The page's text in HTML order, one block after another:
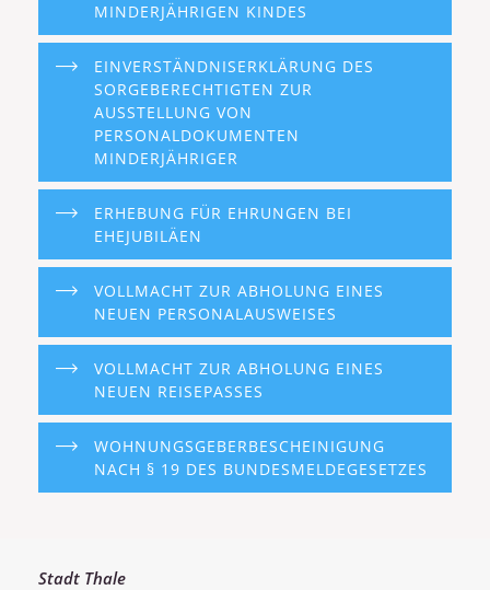
MINDERJÄHRIGEN KINDES
EINVERSTÄNDNISERKLÄRUNG DES
SORGEBERECHTIGTEN ZUR
AUSSTELLUNG VON
PERSONALDOKUMENTEN
MINDERJÄHRIGER
ERHEBUNG FÜR EHRUNGEN BEI
EHEJUBILÄEN
VOLLMACHT ZUR ABHOLUNG EINES
NEUEN PERSONALAUSWEISES
VOLLMACHT ZUR ABHOLUNG EINES
NEUEN REISEPASSES
WOHNUNGSGEBERBESCHEINIGUNG
NACH § 19 DES BUNDESMELDEGESETZES
Stadt Thale